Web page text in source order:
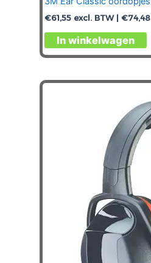
€61,55 excl. BTW | €74,48
In winkelwagen